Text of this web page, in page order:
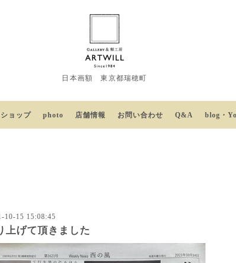
日本画額 東京都瑞穂町
ョップ photo 店舗情報 お問い合わせ Q&A blog・
10-15 15:08:45
上げて頂きました